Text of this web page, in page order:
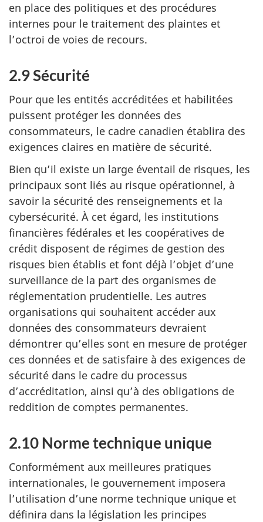
en place des politiques et des procédures
internes pour le traitement des plaintes et
l’octroi de voies de recours.
2.9 Sécurité
Pour que les entités accréditées et habilitées
puissent protéger les données des
consommateurs, le cadre canadien établira des
exigences claires en matière de sécurité.
Bien qu’il existe un large éventail de risques, les
principaux sont liés au risque opérationnel, à
savoir la sécurité des renseignements et la
cybersécurité. À cet égard, les institutions
financières fédérales et les coopératives de
crédit disposent de régimes de gestion des
risques bien établis et font déjà l’objet d’une
surveillance de la part des organismes de
réglementation prudentielle. Les autres
organisations qui souhaitent accéder aux
données des consommateurs devraient
démontrer qu’elles sont en mesure de protéger
ces données et de satisfaire à des exigences de
sécurité dans le cadre du processus
d’accréditation, ainsi qu’à des obligations de
reddition de comptes permanentes.
2.10 Norme technique unique
Conformément aux meilleures pratiques
internationales, le gouvernement imposera
l’utilisation d’une norme technique unique et
définira dans la législation les principes